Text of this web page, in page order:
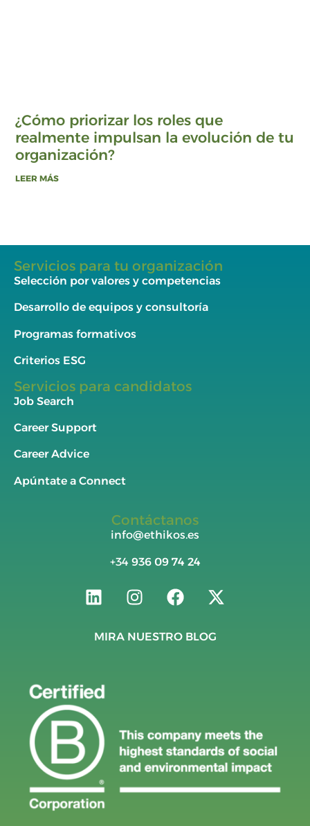
¿Cómo priorizar los roles que
realmente impulsan la evolución de tu
organización?
LEER MÁS
Servicios para tu organización
Selección por valores y competencias
Desarrollo de equipos y consultoría
Programas formativos
Criterios ESG
Servicios para candidatos
Job Search
Career Support
Career Advice
Apúntate a Connect
Contáctanos
info@ethikos.es
+34 936 09 74 24
MIRA NUESTRO BLOG